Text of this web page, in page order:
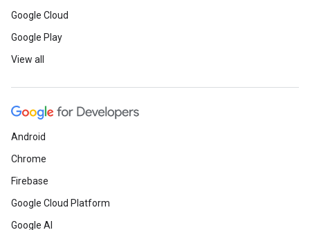
Google Cloud
Google Play
View all
Android
Chrome
Firebase
Google Cloud Platform
Google AI